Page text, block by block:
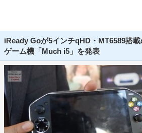
iReady Goが5インチqHD・MT6589搭
ゲーム機「Much i5」を発表